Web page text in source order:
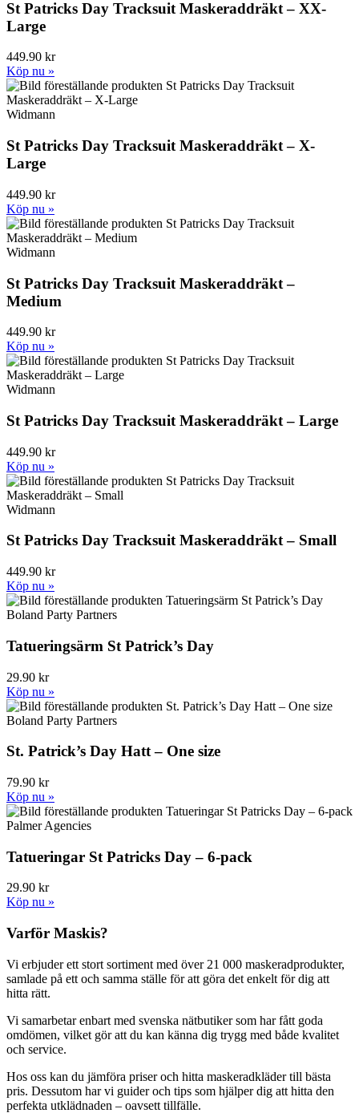
St Patricks Day Tracksuit Maskeraddräkt – XX-
Large
449.90 kr
Köp nu »
Widmann
St Patricks Day Tracksuit Maskeraddräkt – X-
Large
449.90 kr
Köp nu »
Widmann
St Patricks Day Tracksuit Maskeraddräkt –
Medium
449.90 kr
Köp nu »
Widmann
St Patricks Day Tracksuit Maskeraddräkt – Large
449.90 kr
Köp nu »
Widmann
St Patricks Day Tracksuit Maskeraddräkt – Small
449.90 kr
Köp nu »
Boland Party Partners
Tatueringsärm St Patrick’s Day
29.90 kr
Köp nu »
Boland Party Partners
St. Patrick’s Day Hatt – One size
79.90 kr
Köp nu »
Palmer Agencies
Tatueringar St Patricks Day – 6-pack
29.90 kr
Köp nu »
Varför Maskis?
Vi erbjuder ett stort sortiment med över 21 000 maskeradprodukter,
samlade på ett och samma ställe för att göra det enkelt för dig att
hitta rätt.
Vi samarbetar enbart med svenska nätbutiker som har fått goda
omdömen, vilket gör att du kan känna dig trygg med både kvalitet
och service.
Hos oss kan du jämföra priser och hitta maskeradkläder till bästa
pris. Dessutom har vi guider och tips som hjälper dig att hitta den
perfekta utklädnaden – oavsett tillfälle.